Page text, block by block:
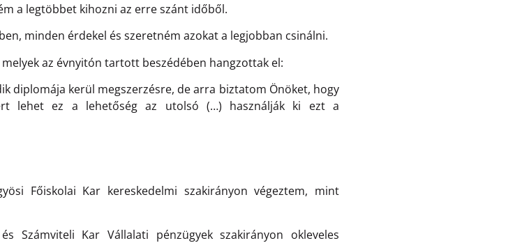
a legtöbbet kihozni az erre szánt időből.
minden érdekel és szeretném azokat a legjobban csinálni.
az évnyitón tartott beszédében hangzottak el:
diplomája kerül megszerzésre, de arra biztatom Önöket, hogy
lehet ez a lehetőség az utolsó (…) használják ki ezt a
Főiskolai Kar kereskedelmi szakirányon végeztem, mint
Számviteli Kar Vállalati pénzügyek szakirányon okleveles